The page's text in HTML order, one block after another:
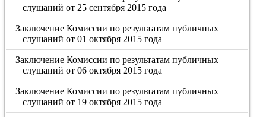
слушаний от 25 сентября 2015 года
Заключение Комиссии по результатам публичных
слушаний от 01 октября 2015 года
Заключение Комиссии по результатам публичных
слушаний от 06 октября 2015 года
Заключение Комиссии по результатам публичных
слушаний от 19 октября 2015 года